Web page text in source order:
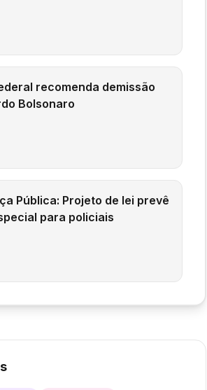
recomenda demissão
Bolsonaro
Pública: Projeto de lei prevê
para policiais